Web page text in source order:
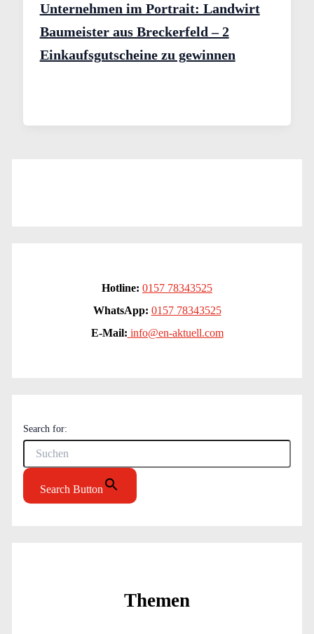
Unternehmen im Portrait: Landwirt
Baumeister aus Breckerfeld – 2
Einkaufsgutscheine zu gewinnen
Hotline: 0157 78343525
WhatsApp: 0157 78343525
E-Mail: info@en-aktuell.com
Search for:
Search Button
Themen